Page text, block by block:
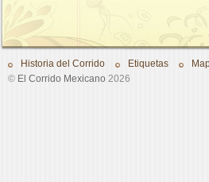
Historia del Corrido Etiquetas
© El Corrido Mexicano 2026